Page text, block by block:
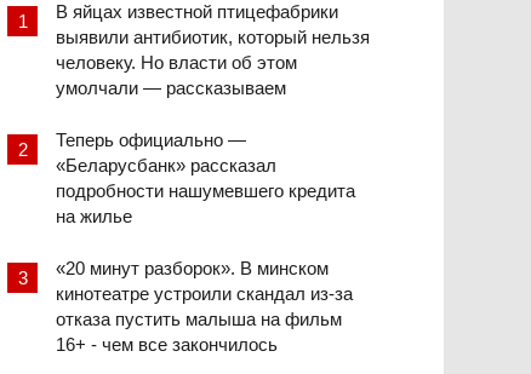
В яйцах известной птицефабрики
выявили антибиотик, который нельзя
человеку. Но власти об этом
умолчали — рассказываем
Теперь официально —
«Беларусбанк» рассказал
подробности нашумевшего кредита
на жилье
«20 минут разборок». В минском
кинотеатре устроили скандал из-за
отказа пустить малыша на фильм
16+ - чем все закончилось